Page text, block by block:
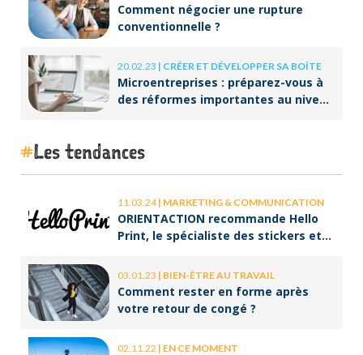
Comment négocier une rupture
conventionnelle ?
20.02.23 | CRÉER ET DÉVELOPPER SA BOÎTE
Microentreprises : préparez-vous à
des réformes importantes au niveau
Les tendances
11.03.24| MARKETING & COMMUNICATION
ORIENTACTION recommande Hello
Print, le spécialiste des stickers et
03.01.23 | BIEN-ÊTRE AU TRAVAIL
Comment rester en forme après
votre retour de congé ?
02.11.22 | EN CE MOMENT